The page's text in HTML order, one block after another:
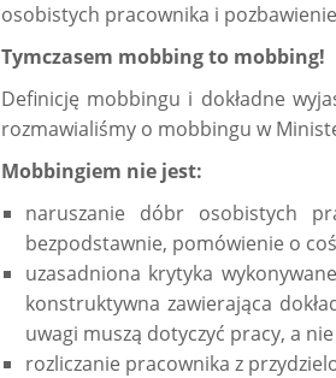
osobistych pracownika i
Tymczasem mobbing to mobbing!
Definicję mobbingu i dokładne
rozmawialiśmy o mobbingu w
Mobbingiem nie jest:
naruszanie dóbr osobistych
bezpodstawnie, pomówienie o
uzasadniona krytyka
konstruktywna zawierająca
uwagi muszą dotyczyć pracy, a
rozliczanie pracownika z